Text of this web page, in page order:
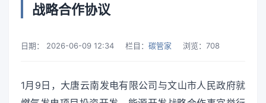
战略合作协议
日期： 2026-06-09 12:34 栏目： 碳管家 浏览： 708
1月9日，大唐云南发电有限公司与文山市人民政府就